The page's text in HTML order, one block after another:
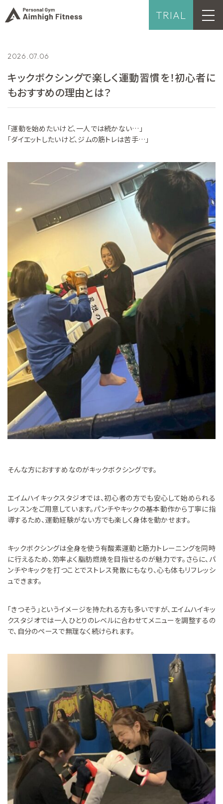
TRIAL
2026.07.06
キックボクシングで楽しく運動習慣を！初心者に
もおすすめの理由とは？
「運動を始めたいけど、一人では続かない…」
「ダイエットしたいけど、ジムの筋トレは苦手…」
そんな方におすすめなのがキックボクシングです。
エイムハイキックスタジオでは、初心者の方でも安心して始められる
レッスンをご用意しています。パンチやキックの基本動作から丁寧に指
導するため、運動経験がない方でも楽しく身体を動かせます。
キックボクシングは全身を使う有酸素運動と筋力トレーニングを同時
に行えるため、効率よく脂肪燃焼を目指せるのが魅力です。さらに、パ
ンチやキックを打つことでストレス発散にもなり、心も体もリフレッシ
ュできます。
「きつそう」というイメージを持たれる方も多いですが、エイムハイキッ
クスタジオでは一人ひとりのレベルに合わせてメニューを調整するの
で、自分のペースで無理なく続けられます。